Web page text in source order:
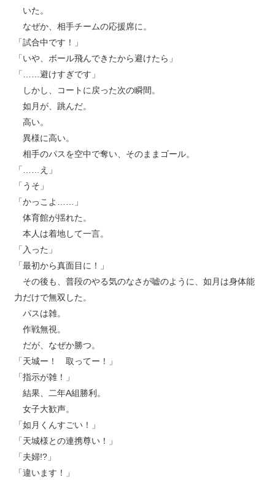
いた。
なぜか、相手チームの応援席に。
「試合中です！」
「いや、ボール飛んできたから避けたら」
「……避けすぎです」
しかし、コートに戻った次の瞬間。
如月が、跳んだ。
高い。
異様に高い。
相手のパスを空中で奪い、そのままゴール。
「……え」
「うそ」
「かっこよ……」
体育館が揺れた。
本人は着地して一言。
「入った」
「最初から真面目に！」
その後も、普段のやる気のなさが嘘のように、如月は身体能
力だけで無双した。
パスは雑。
作戦無視。
だが、なぜか勝つ。
「天城ー！ 取ってー！」
「指示が雑！」
結果、二年A組勝利。
女子大歓声。
「如月くんすごい！」
「天城様との連携尊い！」
「夫婦!?」
「違います！」